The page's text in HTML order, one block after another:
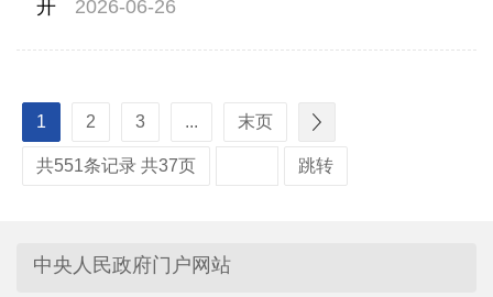
开
2026-06-26
1 2 3 ... 末页
共551条记录 共37页 跳转
中央人民政府门户网站